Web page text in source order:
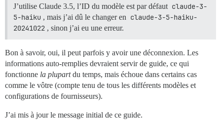
J’utilise Claude 3.5, l’ID du modèle est par défaut claude-3-
5-haiku , mais j’ai dû le changer en claude-3-5-haiku-
20241022 , sinon j’ai eu une erreur.
Bon à savoir, oui, il peut parfois y avoir une déconnexion. Les
informations auto-remplies devraient servir de guide, ce qui
fonctionne la plupartdu temps, mais échoue dans certains cas
comme le vôtre (compte tenu de tous les différents modèles et
configurations de fournisseurs).
J’ai mis à jour le message initial de ce guide.